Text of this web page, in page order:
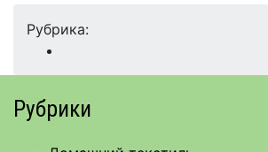
Рубрика:
Рубрики